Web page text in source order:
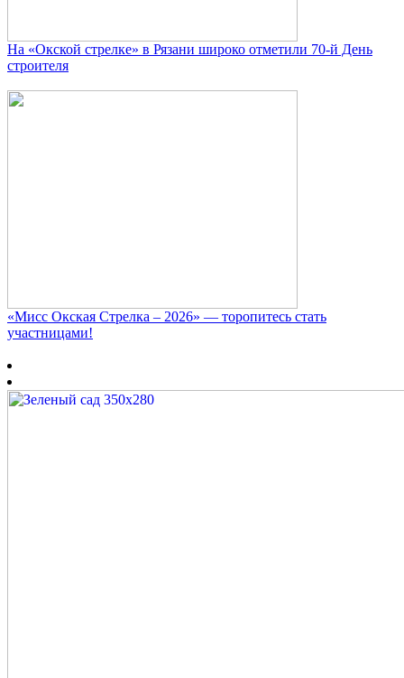
На «Окской стрелке» в Рязани широко отметили 70-й День
строителя
«Мисс Окская Стрелка – 2026» — торопитесь стать
участницами!